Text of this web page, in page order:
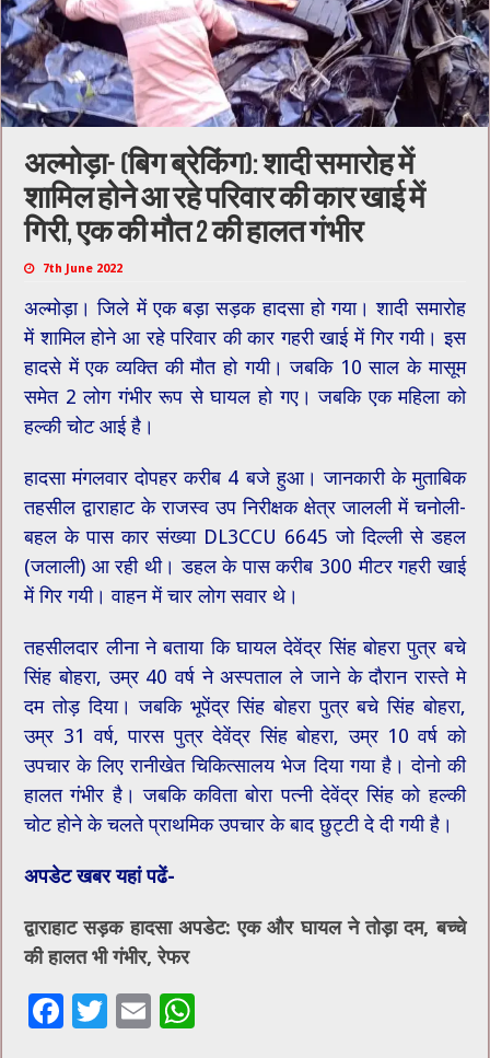
अल्मोड़ा- (बिग ब्रेकिंग): शादी समारोह में
शामिल होने आ रहे परिवार की कार खाई में
गिरी, एक की मौत 2 की हालत गंभीर
7th June 2022
अल्मोड़ा। जिले में एक बड़ा सड़क हादसा हो गया। शादी समारोह
में शामिल होने आ रहे परिवार की कार गहरी खाई में गिर गयी। इस
हादसे में एक व्यक्ति की मौत हो गयी। जबकि 10 साल के मासूम
समेत 2 लोग गंभीर रूप से घायल हो गए। जबकि एक महिला को
हल्की चोट आई है।
हादसा मंगलवार दोपहर करीब 4 बजे हुआ। जानकारी के मुताबिक
तहसील द्वाराहाट के राजस्व उप निरीक्षक क्षेत्र जालली में चनोली-
बहल के पास कार संख्या DL3CCU 6645 जो दिल्ली से डहल
(जलाली) आ रही थी। डहल के पास करीब 300 मीटर गहरी खाई
में गिर गयी। वाहन में चार लोग सवार थे।
तहसीलदार लीना ने बताया कि घायल देवेंद्र सिंह बोहरा पुत्र बचे
सिंह बोहरा, उम्र 40 वर्ष ने अस्पताल ले जाने के दौरान रास्ते मे
दम तोड़ दिया। जबकि भूपेंद्र सिंह बोहरा पुत्र बचे सिंह बोहरा,
उम्र 31 वर्ष, पारस पुत्र देवेंद्र सिंह बोहरा, उम्र 10 वर्ष को
उपचार के लिए रानीखेत चिकित्सालय भेज दिया गया है। दोनो की
हालत गंभीर है। जबकि कविता बोरा पत्नी देवेंद्र सिंह को हल्की
चोट होने के चलते प्राथमिक उपचार के बाद छुट्टी दे दी गयी है।
अपडेट खबर यहां पढें-
द्वाराहाट सड़क हादसा अपडेट: एक और घायल ने तोड़ा दम, बच्चे
की हालत भी गंभीर, रेफर
F
T
E